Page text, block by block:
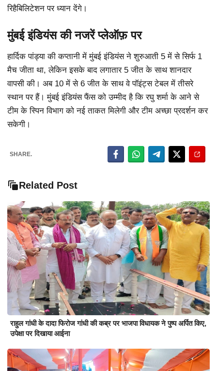
रिहैबिलिटेशन पर ध्यान देंगे।
मुंबई इंडियंस की नजरें प्लेऑफ़ पर
हार्दिक पांड्या की कप्तानी में मुंबई इंडियंस ने शुरुआती 5 में से सिर्फ 1
मैच जीता था, लेकिन इसके बाद लगातार 5 जीत के साथ शानदार
वापसी की। अब 10 में से 6 जीत के साथ वे पॉइंट्स टेबल में तीसरे
स्थान पर हैं। मुंबई इंडियंस फैंस को उम्मीद है कि रघु शर्मा के आने से
टीम के स्पिन विभाग को नई ताकत मिलेगी और टीम अच्छा प्रदर्शन कर
सकेगी।
SHARE.
Related Post
राहुल गांधी के दादा फिरोज गांधी की कब्र पर भाजपा विधायक ने पुष्प अर्पित किए,
उपेक्षा पर दिखाया आईना